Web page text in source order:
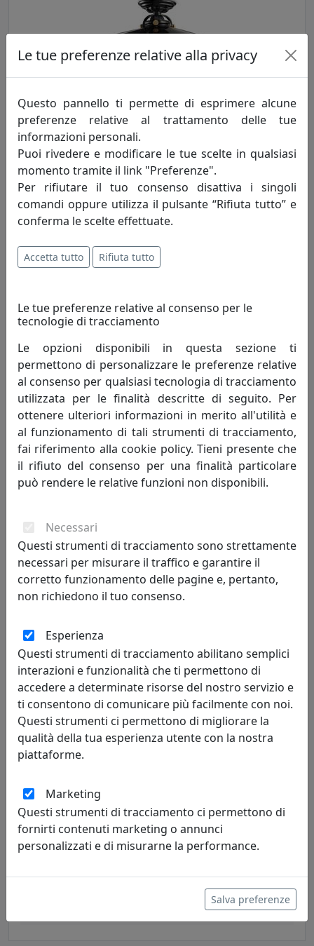
PLAFONIERA COLLEZIONE B&W C105 NERO
Ferroluce
391,00 €
PLAFONIERA COLLEZIONE B&W C2333-08 SMALTO NERO
Ferroluce
348,00 €
PLAFONIERA C985-NEC COLLEZIONE PI FINITURA NERO
Ferroluce
166,00 €
PLAFONIERA COLLEZIONE VINTAGE C986-VIN NERO
176,00 €
Le tue preferenze relative alla privacy
Questo pannello ti permette di esprimere alcune
preferenze relative al trattamento delle tue
informazioni personali.
Puoi rivedere e modificare le tue scelte in qualsiasi
momento tramite il link "Preferenze".
Per rifiutare il tuo consenso disattiva i singoli
comandi oppure utilizza il pulsante “Rifiuta tutto” e
conferma le scelte effettuate.
Accetta tutto Rifiuta tutto
Le tue preferenze relative al consenso per le
tecnologie di tracciamento
Le opzioni disponibili in questa sezione ti
permettono di personalizzare le preferenze relative
al consenso per qualsiasi tecnologia di tracciamento
utilizzata per le finalità descritte di seguito. Per
ottenere ulteriori informazioni in merito all'utilità e
al funzionamento di tali strumenti di tracciamento,
fai riferimento alla cookie policy. Tieni presente che
il rifiuto del consenso per una finalità particolare
può rendere le relative funzioni non disponibili.
Necessari
Questi strumenti di tracciamento sono strettamente
necessari per misurare il traffico e garantire il
corretto funzionamento delle pagine e, pertanto,
non richiedono il tuo consenso.
Esperienza
Questi strumenti di tracciamento abilitano semplici
interazioni e funzionalità che ti permettono di
accedere a determinate risorse del nostro servizio e
ti consentono di comunicare più facilmente con noi.
Questi strumenti ci permettono di migliorare la
qualità della tua esperienza utente con la nostra
piattaforme.
Marketing
Questi strumenti di tracciamento ci permettono di
fornirti contenuti marketing o annunci
personalizzati e di misurarne la performance.
Salva preferenze